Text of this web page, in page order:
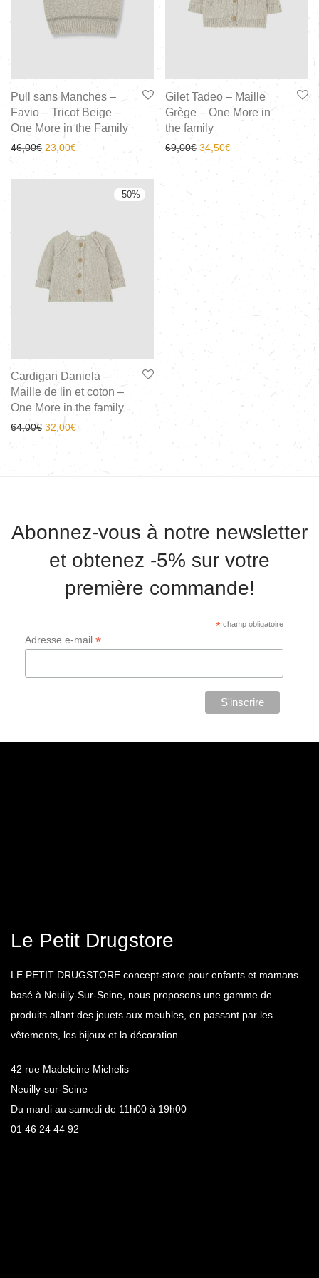
Pull sans Manches –
Favio – Tricot Beige –
One More in the Family
46,00€ 23,00€
Gilet Tadeo – Maille
Grège – One More in
the family
69,00€ 34,50€
-50%
Cardigan Daniela –
Maille de lin et coton –
One More in the family
64,00€ 32,00€
Abonnez-vous à notre newsletter
et obtenez -5% sur votre
première commande!
*champ obligatoire
Adresse e-mail *
Le Petit Drugstore
LE PETIT DRUGSTORE concept-store pour enfants et mamans
basé à Neuilly-Sur-Seine, nous proposons une gamme de
produits allant des jouets aux meubles, en passant par les
vêtements, les bijoux et la décoration.
42 rue Madeleine Michelis
Neuilly-sur-Seine
Du mardi au samedi de 11h00 à 19h00
01 46 24 44 92